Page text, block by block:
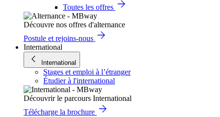
Toutes les offres
Découvre nos offres d'alternance
Postule et rejoins-nous
International
International
Stages et emploi à l’étranger
Étudier à l'international
Découvrir le parcours International
Télécharge la brochure